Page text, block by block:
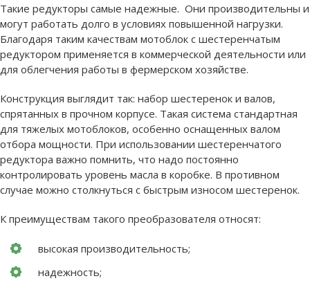
Такие редукторы самые надежные. Они производительны и
могут работать долго в условиях повышенной нагрузки.
Благодаря таким качествам мотоблок с шестеренчатым
редуктором применяется в коммерческой деятельности или
для облегчения работы в фермерском хозяйстве.
Конструкция выглядит так: набор шестеренок и валов,
спрятанных в прочном корпусе. Такая система стандартная
для тяжелых мотоблоков, особенно оснащенных валом
отбора мощности. При использовании шестеренчатого
редуктора важно помнить, что надо постоянно
контролировать уровень масла в коробке. В противном
случае можно столкнуться с быстрым износом шестеренок.
К преимуществам такого преобразователя относят:
высокая производительность;
надежность;